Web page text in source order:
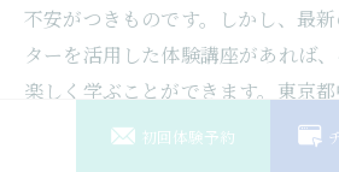
不安がつきものです。しかし、最新
ターを活用した体験講座があれば、
楽しく学ぶことができます。東京
トレーナーは、初心者向けに特化
初回体験予約